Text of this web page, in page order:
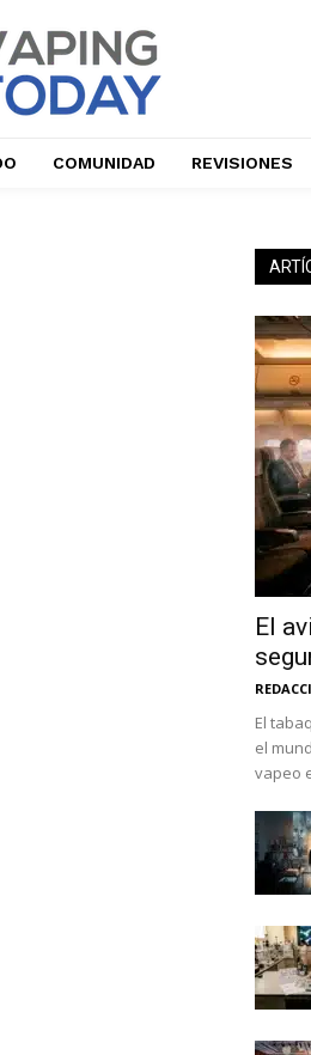
No te pierdas de las
Suscríbete a nuestro boletín diario
noticias del vapeo y la reducción
COMUNIDAD REVISIONES
El
El
el
vapeo